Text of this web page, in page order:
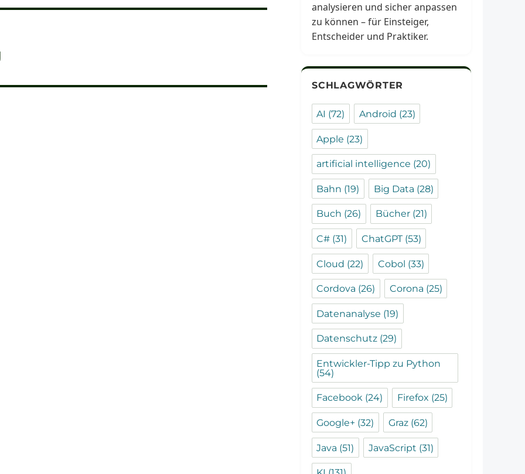
analysieren und sicher anpassen
zu können – für Einsteiger,
Entscheider und Praktiker.
SCHLAGWÖRTER
AI (72) Android (23)
Apple (23)
artificial intelligence (20)
Bahn (19) Big Data (28)
Buch (26) Bücher(21)
C# (31) ChatGPT(53)
Cloud (22) Cobol (33)
Cordova (26) Corona (25)
Datenanalyse (19)
Datenschutz (29)
Entwickler-Tipp zu Python
(54)
Facebook (24) Firefox (25)
Google+ (32) Graz(62)
Java (51) JavaScript (31)